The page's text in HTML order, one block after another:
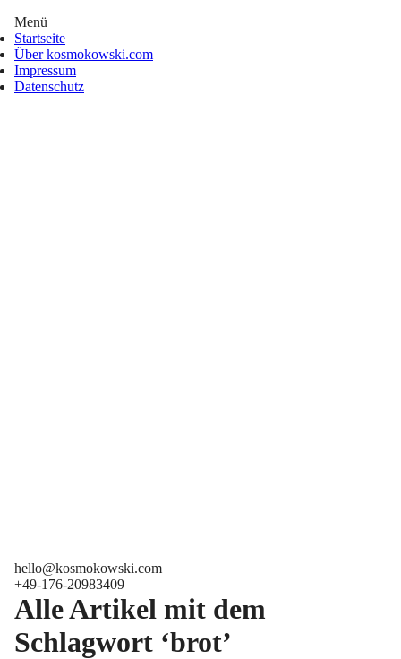
Menü
Startseite
Über kosmokowski.com
Impressum
Datenschutz
hello@kosmokowski.com
+49-176-20983409
Alle Artikel mit dem
Schlagwort ‘brot’